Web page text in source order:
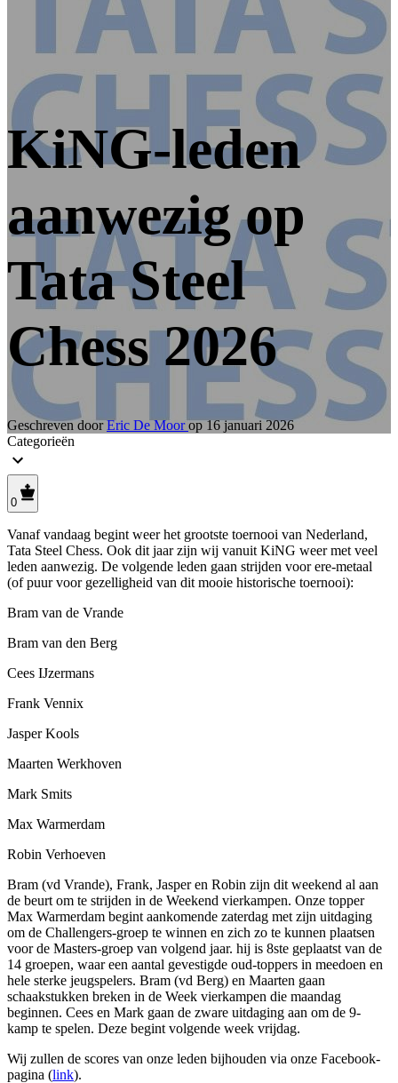
KiNG-leden
aanwezig op
Tata Steel
Chess 2026
Geschreven doorEric De Moorop16 januari 2026
Categorieën
0
Vanaf vandaag begint weer het grootste toernooi van Nederland,
Tata Steel Chess. Ook dit jaar zijn wij vanuit KiNG weer met veel
leden aanwezig. De volgende leden gaan strijden voor ere-metaal
(of puur voor gezelligheid van dit mooie historische toernooi):
Bram van de Vrande
Bram van den Berg
Cees IJzermans
Frank Vennix
Jasper Kools
Maarten Werkhoven
Mark Smits
Max Warmerdam
Robin Verhoeven
Bram (vd Vrande), Frank, Jasper en Robin zijn dit weekend al aan
de beurt om te strijden in de Weekend vierkampen. Onze topper
Max Warmerdam begint aankomende zaterdag met zijn uitdaging
om de Challengers-groep te winnen en zich zo te kunnen plaatsen
voor de Masters-groep van volgend jaar. hij is 8ste geplaatst van de
14 groepen, waar een aantal gevestigde oud-toppers in meedoen en
hele sterke jeugspelers. Bram (vd Berg) en Maarten gaan
schaakstukken breken in de Week vierkampen die maandag
beginnen. Cees en Mark gaan de zware uitdaging aan om de 9-
kamp te spelen. Deze begint volgende week vrijdag.
Wij zullen de scores van onze leden bijhouden via onze Facebook-
pagina (link).